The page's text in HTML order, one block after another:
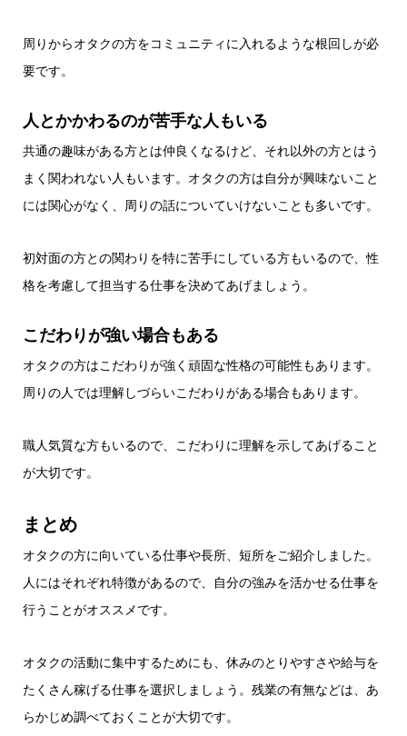
周りからオタクの方をコミュニティに入れるような根回しが必
要です。
人とかかわるのが苦手な人もいる
共通の趣味がある方とは仲良くなるけど、それ以外の方とはう
まく関われない人もいます。オタクの方は自分が興味ないこと
には関心がなく、周りの話についていけないことも多いです。
初対面の方との関わりを特に苦手にしている方もいるので、性
格を考慮して担当する仕事を決めてあげましょう。
こだわりが強い場合もある
オタクの方はこだわりが強く頑固な性格の可能性もあります。
周りの人では理解しづらいこだわりがある場合もあります。
職人気質な方もいるので、こだわりに理解を示してあげること
が大切です。
まとめ
オタクの方に向いている仕事や長所、短所をご紹介しました。
人にはそれぞれ特徴があるので、自分の強みを活かせる仕事を
行うことがオススメです。
オタクの活動に集中するためにも、休みのとりやすさや給与を
たくさん稼げる仕事を選択しましょう。残業の有無などは、あ
らかじめ調べておくことが大切です。